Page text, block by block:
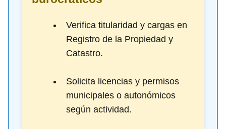
Verifica titularidad y cargas en
Registro de la Propiedad y
Catastro.
Solicita licencias y permisos
municipales o autonómicos
según actividad.